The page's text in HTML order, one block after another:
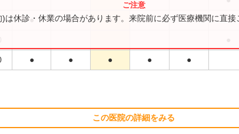
● ● ● ● ●
● ● ● ● ●
は休診・休業の場合があります。来院前に必ず医療機関に直接
この医院の詳細をみる